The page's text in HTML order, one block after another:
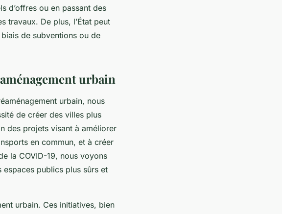
d’offres ou en passant des
travaux. De plus, l’État peut
de subventions ou de
urbain
urbain, nous
de créer des villes plus
des projets visant à améliorer
en commun, et à créer
la COVID-19, nous voyons
publics plus sûrs et
urbain. Ces initiatives, bien